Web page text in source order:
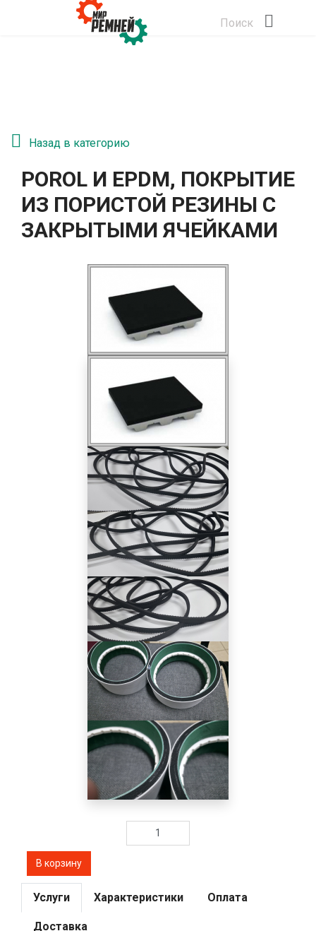
Поиск
Назад в категорию
POROL И EPDM, ПОКРЫТИЕ
ИЗ ПОРИСТОЙ РЕЗИНЫ С
ЗАКРЫТЫМИ ЯЧЕЙКАМИ
Услуги Характеристики Оплата
Доставка